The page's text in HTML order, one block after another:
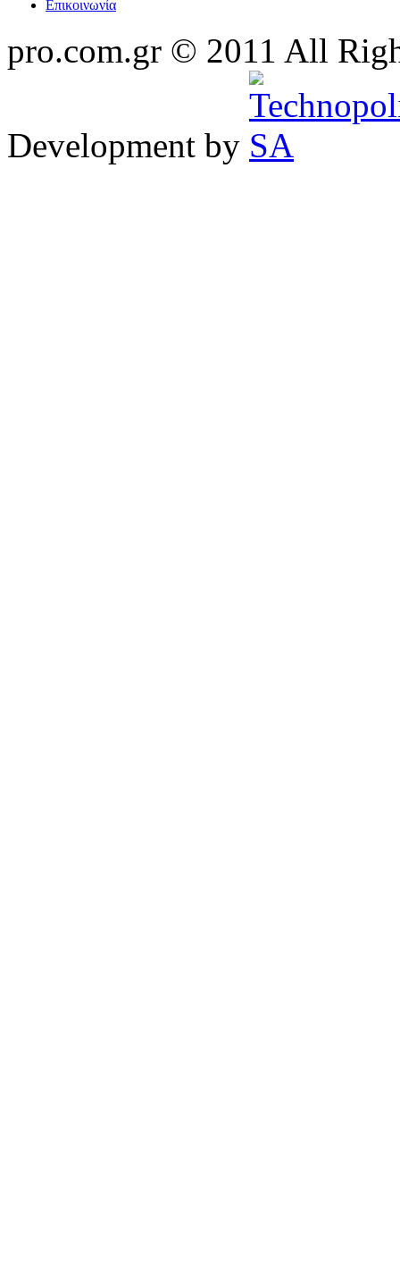
Επικοινωνία
pro.com.gr © 2011 All
Development by